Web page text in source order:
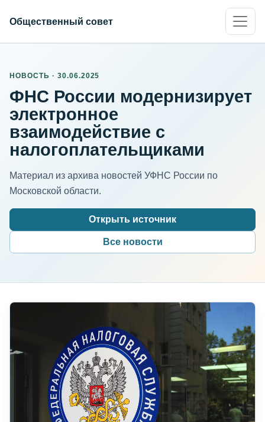
Общественный совет
НОВОСТЬ · 30.06.2025
ФНС России модернизирует
электронное
взаимодействие с
налогоплательщиками
Материал из архива новостей УФНС России по
Московской области.
Открыть источник
Все новости